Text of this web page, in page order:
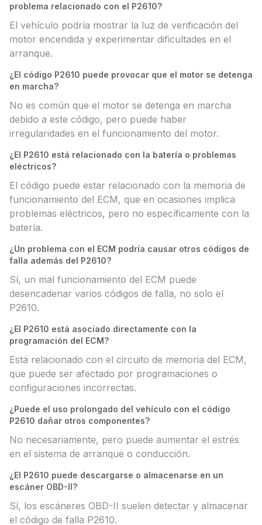
problema relacionado con el P2610?
El vehículo podría mostrar la luz de verificación del
motor encendida y experimentar dificultades en el
arranque.
¿El código P2610 puede provocar que el motor se detenga
en marcha?
No es común que el motor se detenga en marcha
debido a este código, pero puede haber
irregularidades en el funcionamiento del motor.
¿El P2610 está relacionado con la batería o problemas
eléctricos?
El código puede estar relacionado con la memoria de
funcionamiento del ECM, que en ocasiones implica
problemas eléctricos, pero no específicamente con la
batería.
¿Un problema con el ECM podría causar otros códigos de
falla además del P2610?
Sí, un mal funcionamiento del ECM puede
desencadenar varios códigos de falla, no solo el
P2610.
¿El P2610 está asociado directamente con la
programación del ECM?
Está relacionado con el circuito de memoria del ECM,
que puede ser afectado por programaciones o
configuraciones incorrectas.
¿Puede el uso prolongado del vehículo con el código
P2610 dañar otros componentes?
No necesariamente, pero puede aumentar el estrés
en el sistema de arranque o conducción.
¿El P2610 puede descargarse o almacenarse en un
escáner OBD-II?
Sí, los escáneres OBD-II suelen detectar y almacenar
el código de falla P2610.